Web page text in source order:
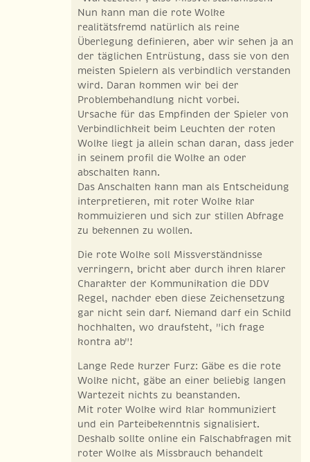
Nun kann man die rote Wolke
realitätsfremd natürlich als reine
Überlegung definieren, aber wir sehen ja an
der täglichen Entrüstung, dass sie von den
meisten Spielern als verbindlich verstanden
wird. Daran kommen wir bei der
Problembehandlung nicht vorbei.
Ursache für das Empfinden der Spieler von
Verbindlichkeit beim Leuchten der roten
Wolke liegt ja allein schan daran, dass jeder
in seinem profil die Wolke an oder
abschalten kann.
Das Anschalten kann man als Entscheidung
interpretieren, mit roter Wolke klar
kommuizieren und sich zur stillen Abfrage
zu bekennen zu wollen.
Die rote Wolke soll Missverständnisse
verringern, bricht aber durch ihren klarer
Charakter der Kommunikation die DDV
Regel, nachder eben diese Zeichensetzung
gar nicht sein darf. Niemand darf ein Schild
hochhalten, wo draufsteht, "ich frage
kontra ab"!
Lange Rede kurzer Furz: Gäbe es die rote
Wolke nicht, gäbe an einer beliebig langen
Wartezeit nichts zu beanstanden.
Mit roter Wolke wird klar kommuniziert
und ein Parteibekenntnis signalisiert.
Deshalb sollte online ein Falschabfragen mit
roter Wolke als Missbrauch behandelt